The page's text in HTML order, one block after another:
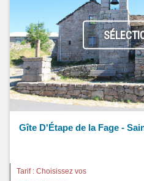
Gîte D'Étape de la Fage -
Tarif : Choisissez vos